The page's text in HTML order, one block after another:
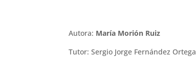
Autora: María Morión Ruiz
Tutor: Sergio Jorge Fernández Ortega